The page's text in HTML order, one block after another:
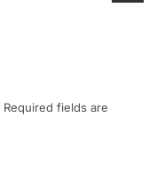
Required fields are